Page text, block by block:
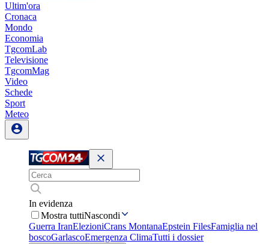
Ultim'ora
Cronaca
Mondo
Economia
TgcomLab
Televisione
TgcomMag
Video
Schede
Sport
Meteo
In evidenza
Mostra tuttiNascondi
Guerra IranElezioniCrans MontanaEpstein FilesFamiglia nel
boscoGarlascoEmergenza ClimaTutti i dossier